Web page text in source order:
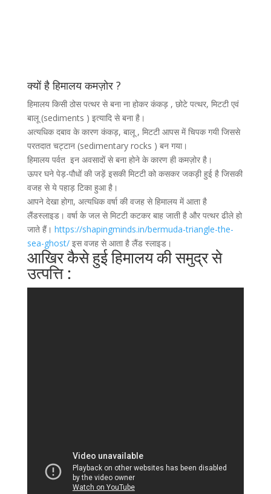
क्यों है हिमालय कमज़ोर ?
हिमालय किसी ठोस पत्थर से बना ना होकर कंकड़ , छोटे पत्थर, मिटटी एवं
बालू (sediments ) इत्यादि से बना है।
अत्यधिक दबाव के कारण कंकड़, बालू , मिटटी आपस में चिपक गयी जिससे
परतदात चट्टान (sedimentary rocks ) बन गया।
हिमालय पर्वत इन अवसादों से बना होने के कारण ही कमज़ोर है।
ऊपर घने पेड़-पौधों की जड़ें इसकी मिटटी को कसकर जकड़ी हुई है जिसकी
वजह से ये पहाड़ टिका हुआ है।
आपने देखा होगा, अत्यधिक वर्षा की वजह से हिमालय में आता है
लैंडस्लाइड। वर्षा के जल से मिटटी कटकर बाह जाती है और पत्थर ढीले हो
जाते हैं। https://shapingminds.in/bermuda-triangle-the-
sea-ghost/इस वजह से आता है लैंड स्लाइड।
आखिर कैसे हुई हिमालय की समुद्र से
उत्पत्ति :